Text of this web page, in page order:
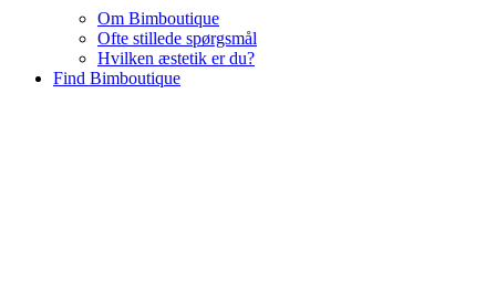
Om Bimboutique
Ofte stillede spørgsmål
Hvilken æstetik er du?
Find Bimboutique